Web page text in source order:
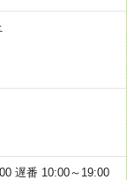
遅番 10:00～19:00